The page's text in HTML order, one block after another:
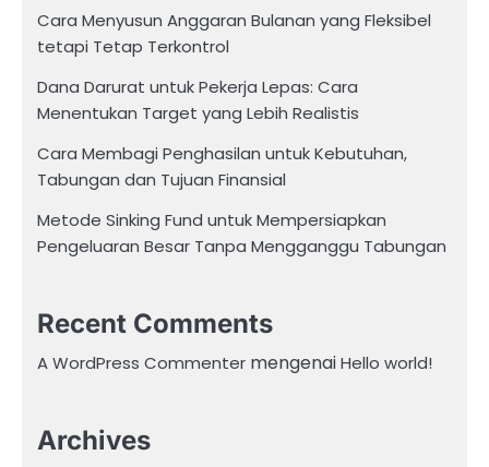
Cara Menyusun Anggaran Bulanan yang Fleksibel
tetapi Tetap Terkontrol
Dana Darurat untuk Pekerja Lepas: Cara
Menentukan Target yang Lebih Realistis
Cara Membagi Penghasilan untuk Kebutuhan,
Tabungan dan Tujuan Finansial
Metode Sinking Fund untuk Mempersiapkan
Pengeluaran Besar Tanpa Mengganggu Tabungan
Recent Comments
A WordPress Commenter mengenaiHello world!
Archives